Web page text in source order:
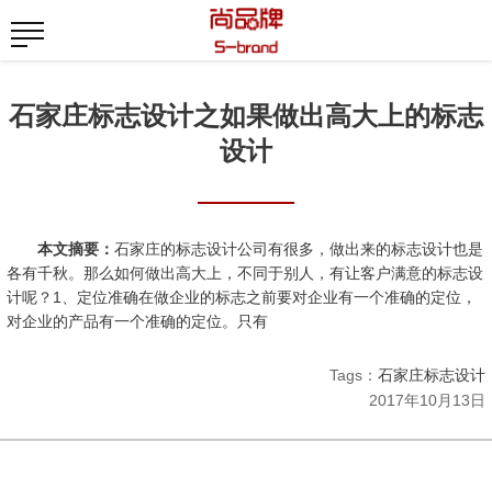
石家庄标志设计之如果做出高大上的标志
设计
本文摘要： 石家庄的标志设计公司有很多，做出来的标志设计也是
各有千秋。那么如何做出高大上，不同于别人，有让客户满意的标志设
计呢？1、定位准确在做企业的标志之前要对企业有一个准确的定位，
对企业的产品有一个准确的定位。只有
Tags： 石家庄标志设计
2017年10月13日